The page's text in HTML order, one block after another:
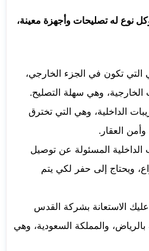
نوع له تصليحات وأجهزة معينة،
التي تكون في الجزء الخارجي،
الخارجية، وهي سهلة التصليح.
الداخلية، وهي التي تخترق
العقار.
الداخلية المسئولة عن توصيل
ويحتاج إلى حفر لكي يتم
الاستعانة بشركة القدس
والمملكة السعودية، وهي